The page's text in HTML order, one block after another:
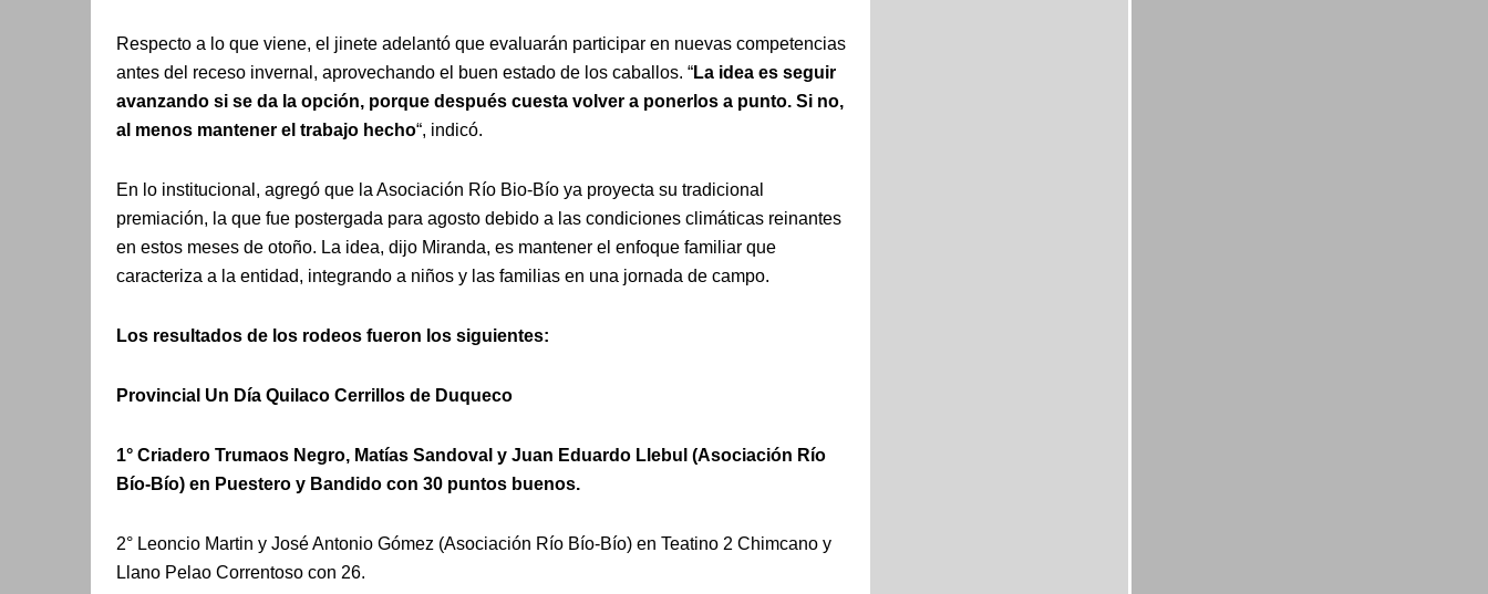
Respecto a lo que viene, el jinete adelantó que evaluarán participar en nuevas competencias
antes del receso invernal, aprovechando el buen estado de los caballos. “La idea es seguir
avanzando si se da la opción, porque después cuesta volver a ponerlos a punto. Si no,
al menos mantener el trabajo hecho“, indicó.
En lo institucional, agregó que la Asociación Río Bio-Bío ya proyecta su tradicional
premiación, la que fue postergada para agosto debido a las condiciones climáticas reinantes
en estos meses de otoño. La idea, dijo Miranda, es mantener el enfoque familiar que
caracteriza a la entidad, integrando a niños y las familias en una jornada de campo.
Los resultados de los rodeos fueron los siguientes:
Provincial Un Día Quilaco Cerrillos de Duqueco
1° Criadero Trumaos Negro, Matías Sandoval y Juan Eduardo Llebul (Asociación Río
Bío-Bío) en Puestero y Bandido con 30 puntos buenos.
2° Leoncio Martin y José Antonio Gómez (Asociación Río Bío-Bío) en Teatino 2 Chimcano y
Llano Pelao Correntoso con 26.